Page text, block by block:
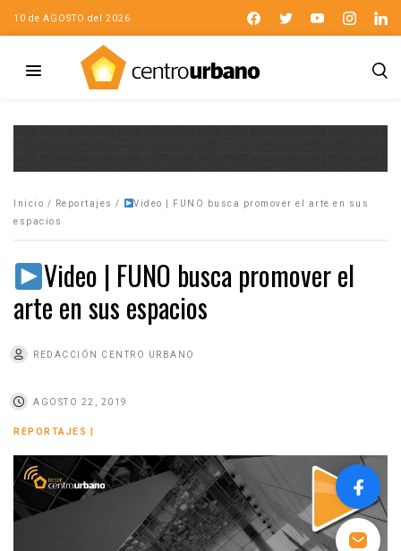
10 de AGOSTO del 2026
Inicio / Reportajes /
Video | FUNO busca promover el arte en sus
espacios
Video | FUNO busca promover el
arte en sus espacios
REDACCIÓN CENTRO URBANO
AGOSTO 22, 2019
REPORTAJES